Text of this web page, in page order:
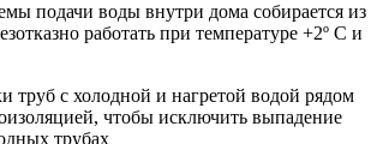
подачи воды внутри дома собирается из
работать при температуре +2º С и
труб с холодной и нагретой водой рядом
чтобы исключить выпадение
трубах